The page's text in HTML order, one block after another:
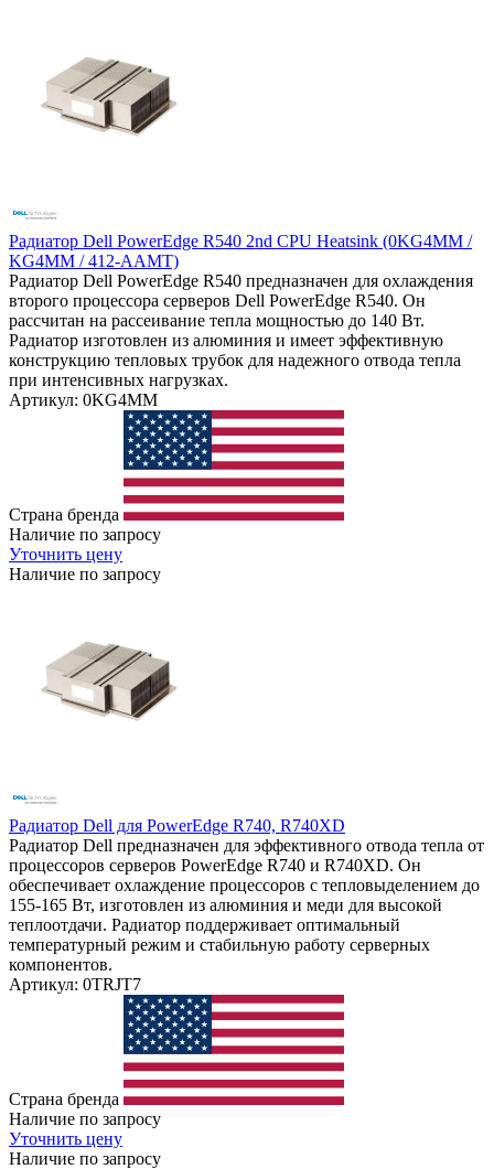
Радиатор Dell PowerEdge R540 2nd CPU Heatsink (0KG4MM /
KG4MM / 412-AAMT)
Радиатор Dell PowerEdge R540 предназначен для охлаждения
второго процессора серверов Dell PowerEdge R540. Он
рассчитан на рассеивание тепла мощностью до 140 Вт.
Радиатор изготовлен из алюминия и имеет эффективную
конструкцию тепловых трубок для надежного отвода тепла
при интенсивных нагрузках.
Артикул: 0KG4MM
Страна бренда
Наличие по запросу
Уточнить цену
Наличие по запросу
Радиатор Dell для PowerEdge R740, R740XD
Радиатор Dell предназначен для эффективного отвода тепла от
процессоров серверов PowerEdge R740 и R740XD. Он
обеспечивает охлаждение процессоров с тепловыделением до
155-165 Вт, изготовлен из алюминия и меди для высокой
теплоотдачи. Радиатор поддерживает оптимальный
температурный режим и стабильную работу серверных
компонентов.
Артикул: 0TRJT7
Страна бренда
Наличие по запросу
Уточнить цену
Наличие по запросу